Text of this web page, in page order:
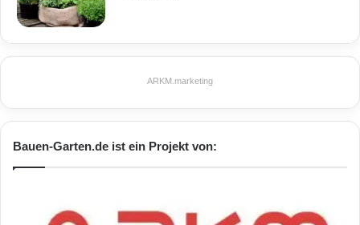
ARKM.marketing
Bauen-Garten.de ist ein Projekt von: